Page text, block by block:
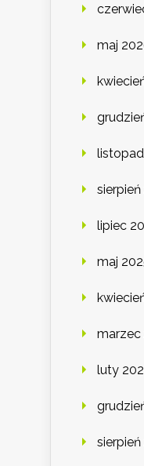
maj
sierpień
lipiec
maj
marzec
luty